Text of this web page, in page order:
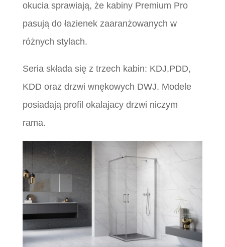
okucia sprawiają, że kabiny Premium Pro
pasują do łazienek zaaranżowanych w
różnych stylach.
Seria składa się z trzech kabin: KDJ,PDD,
KDD oraz drzwi wnękowych DWJ. Modele
posiadają profil okalajacy drzwi niczym
rama.